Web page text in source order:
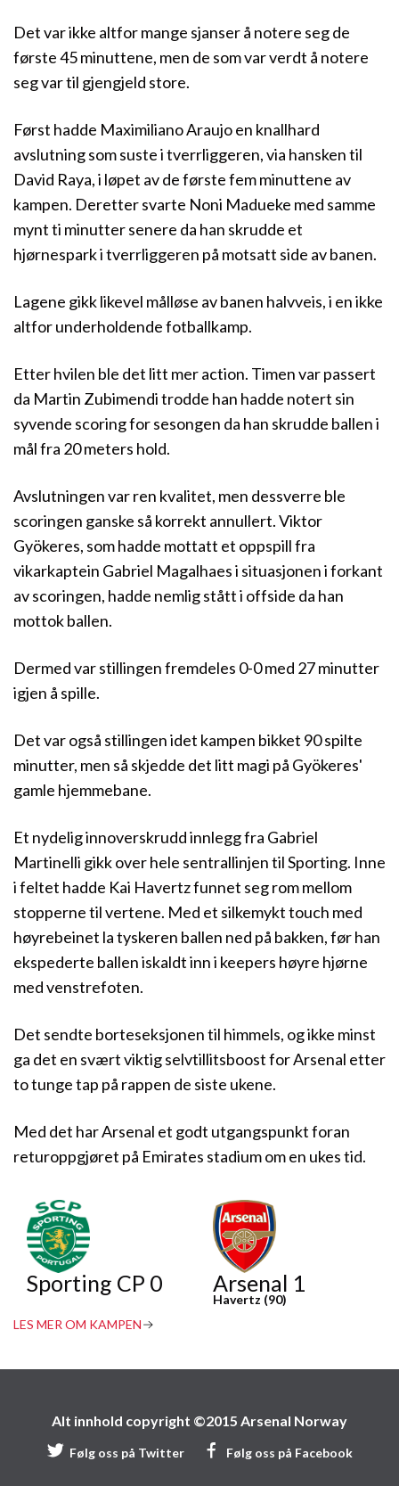
Det var ikke altfor mange sjanser å notere seg de
første 45 minuttene, men de som var verdt å notere
seg var til gjengjeld store.
Først hadde Maximiliano Araujo en knallhard
avslutning som suste i tverrliggeren, via hansken til
David Raya, i løpet av de første fem minuttene av
kampen. Deretter svarte Noni Madueke med samme
mynt ti minutter senere da han skrudde et
hjørnespark i tverrliggeren på motsatt side av banen.
Lagene gikk likevel målløse av banen halvveis, i en ikke
altfor underholdende fotballkamp.
Etter hvilen ble det litt mer action. Timen var passert
da Martin Zubimendi trodde han hadde notert sin
syvende scoring for sesongen da han skrudde ballen i
mål fra 20 meters hold.
Avslutningen var ren kvalitet, men dessverre ble
scoringen ganske så korrekt annullert. Viktor
Gyökeres, som hadde mottatt et oppspill fra
vikarkaptein Gabriel Magalhaes i situasjonen i forkant
av scoringen, hadde nemlig stått i offside da han
mottok ballen.
Dermed var stillingen fremdeles 0-0 med 27 minutter
igjen å spille.
Det var også stillingen idet kampen bikket 90 spilte
minutter, men så skjedde det litt magi på Gyökeres'
gamle hjemmebane.
Et nydelig innoverskrudd innlegg fra Gabriel
Martinelli gikk over hele sentrallinjen til Sporting. Inne
i feltet hadde Kai Havertz funnet seg rom mellom
stopperne til vertene. Med et silkemykt touch med
høyrebeinet la tyskeren ballen ned på bakken, før han
ekspederte ballen iskaldt inn i keepers høyre hjørne
med venstrefoten.
Det sendte borteseksjonen til himmels, og ikke minst
ga det en svært viktig selvtillitsboost for Arsenal etter
to tunge tap på rappen de siste ukene.
Med det har Arsenal et godt utgangspunkt foran
returoppgjøret på Emirates stadium om en ukes tid.
Sporting CP 0 Arsenal 1
Havertz (90)
LES MER OM KAMPEN
Alt innhold copyright ©2015 Arsenal Norway
Følg oss på Twitter Følg oss på Facebook